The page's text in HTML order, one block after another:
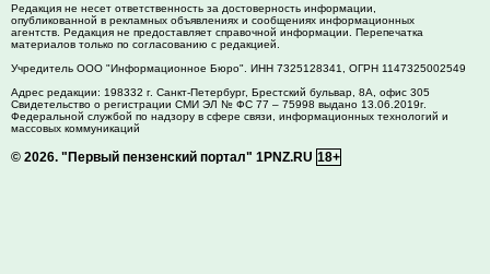
Редакция не несет ответственность за достоверность информации,
опубликованной в рекламных объявлениях и сообщениях информационных
агентств. Редакция не предоставляет справочной информации. Перепечатка
материалов только по согласованию с редакцией.
Учредитель ООО "Информационное Бюро". ИНН 7325128341, ОГРН 1147325002549
Адрес редакции: 198332 г. Санкт-Петербург, Брестский бульвар, 8А, офис 305
Свидетельство о регистрации СМИ ЭЛ № ФС 77 – 75998 выдано 13.06.2019г.
Федеральной службой по надзору в сфере связи, информационных технологий и
массовых коммуникаций
© 2026. "Первый пензенский портал" 1PNZ.RU 18+